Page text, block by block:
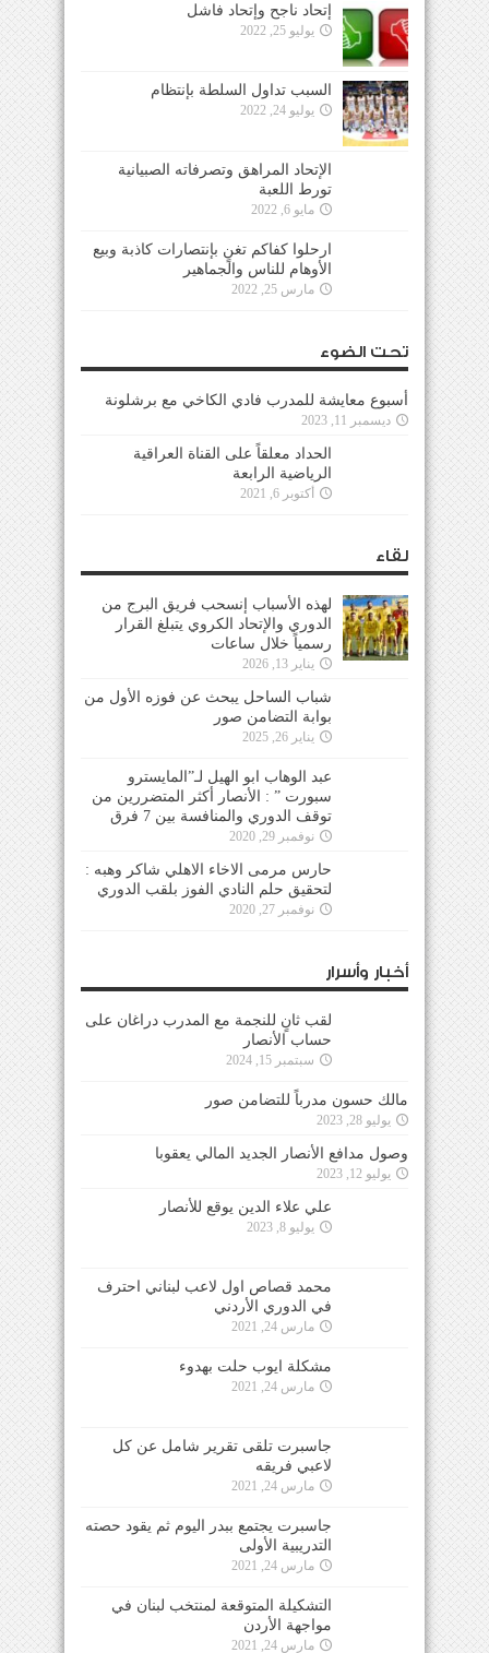
إتحاد ناجح وإتحاد فاشل
يوليو 25, 2022
السبب تداول السلطة بإنتظام
يوليو 24, 2022
الإتحاد المراهق وتصرفاته الصبيانية
تورط اللعبة
مايو 6, 2022
ارحلوا كفاكم تغنٍ بإنتصارات كاذبة وبيع
الأوهام للناس والجماهير
مارس 25, 2022
تحت الضوء
أسبوع معايشة للمدرب فادي الكاخي مع برشلونة
ديسمبر 11, 2023
الحداد معلقاً على القناة العراقية
الرياضية الرابعة
أكتوبر 6, 2021
لقاء
لهذه الأسباب إنسحب فريق البرج من
الدوري والإتحاد الكروي يتبلغ القرار
رسمياً خلال ساعات
يناير 13, 2026
شباب الساحل يبحث عن فوزه الأول من
بوابة التضامن صور
يناير 26, 2025
عبد الوهاب ابو الهيل لـ”المايسترو
سبورت ” : الأنصار أكثر المتضررين من
توقف الدوري والمنافسة بين 7 فرق
نوفمبر 29, 2020
حارس مرمى الاخاء الاهلي شاكر وهبه :
لتحقيق حلم النادي الفوز بلقب الدوري
نوفمبر 27, 2020
أخبار وأسرار
لقب ثانٍ للنجمة مع المدرب دراغان على
حساب الأنصار
سبتمبر 15, 2024
مالك حسون مدرباً للتضامن صور
يوليو 28, 2023
وصول مدافع الأنصار الجديد المالي يعقوبا
يوليو 12, 2023
علي علاء الدين يوقع للأنصار
يوليو 8, 2023
محمد قصاص اول لاعب لبناني احترف
في الدوري الأردني
مارس 24, 2021
مشكلة ايوب حلت بهدوء
مارس 24, 2021
جاسبرت تلقى تقرير شامل عن كل
لاعبي فريقه
مارس 24, 2021
جاسبرت يجتمع ببدر اليوم ثم يقود حصته
التدريبية الأولى
مارس 24, 2021
التشكيلة المتوقعة لمنتخب لبنان في
مواجهة الأردن
مارس 24, 2021